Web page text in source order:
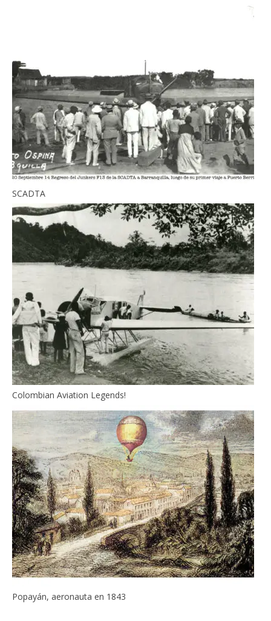
SCADTA
Colombian Aviation Legends!
Popayán, aeronauta en 1843